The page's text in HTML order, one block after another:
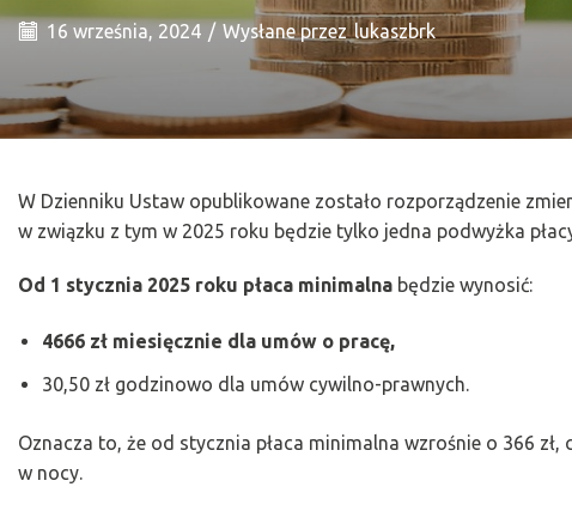
16 września, 2024 / Wysłane przez lukaszbrk
W Dzienniku Ustaw opublikowane zostało rozporządzenie
w związku z tym w 2025 roku będzie tylko jedna podwyżka
Od 1 stycznia 2025 roku płaca minimalna będzie wynosić:
4666 zł miesięcznie dla umów o pracę,
30,50 zł godzinowo dla umów cywilno-prawnych.
Oznacza to, że od stycznia płaca minimalna wzrośnie o 366
w nocy.